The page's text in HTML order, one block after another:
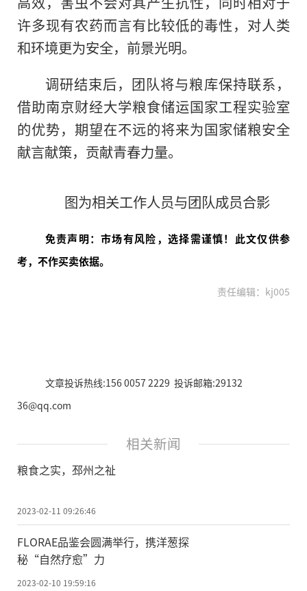
许多现有农药而言有比较低的毒性，对人类
和环境更为安全，前景光明。
调研结束后，团队将与粮库保持联系，
借助南京财经大学粮食储运国家工程实验室
的优势，期望在不远的将来为国家储粮安全
献言献策，贡献青春力量。
图为相关工作人员与团队成员合影
免责声明：市场有风险，选择需谨慎！此文仅供参
考，不作买卖依据。
责任编辑：kj005
文章投诉热线:156 0057 2229 投诉邮箱:29132
36@qq.com
相关新闻
粮食之实，邳州之祉
2023-02-11 09:26:46
FLORAE品鉴会圆满举行，携洋葱探
秘“自然疗愈”力
2023-02-10 19:59:16